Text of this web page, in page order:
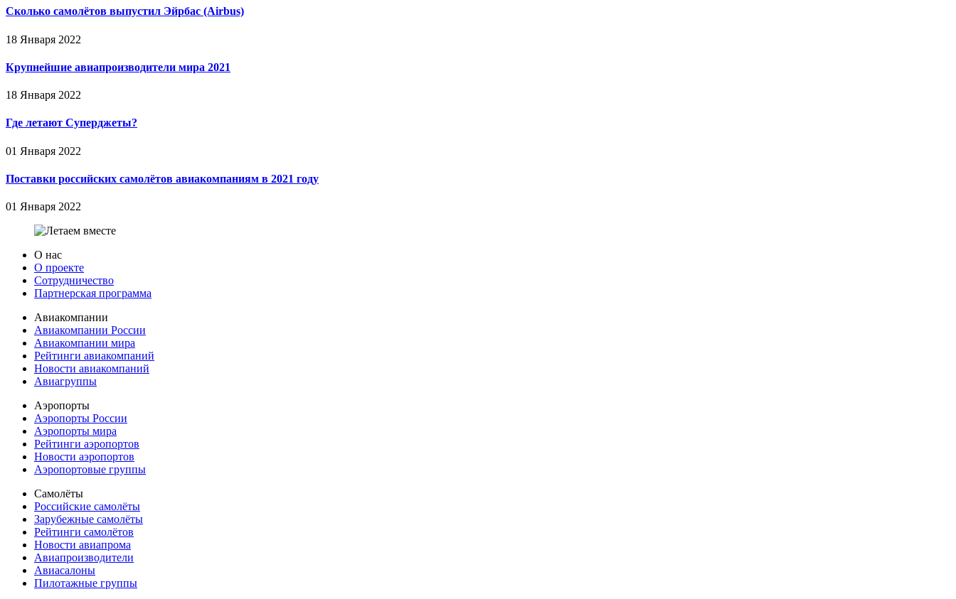
Сколько самолётов выпустил Эйрбас (Airbus)
18 Января 2022
Крупнейшие авиапроизводители мира 2021
18 Января 2022
Где летают Суперджеты?
01 Января 2022
Поставки российских самолётов авиакомпаниям в 2021 году
01 Января 2022
О нас
О проекте
Сотрудничество
Партнерская программа
Авиакомпании
Авиакомпании России
Авиакомпании мира
Рейтинги авиакомпаний
Новости авиакомпаний
Авиагруппы
Аэропорты
Аэропорты России
Аэропорты мира
Рейтинги аэропортов
Новости аэропортов
Аэропортовые группы
Самолёты
Российские самолёты
Зарубежные самолёты
Рейтинги самолётов
Новости авиапрома
Авиапроизводители
Авиасалоны
Пилотажные группы